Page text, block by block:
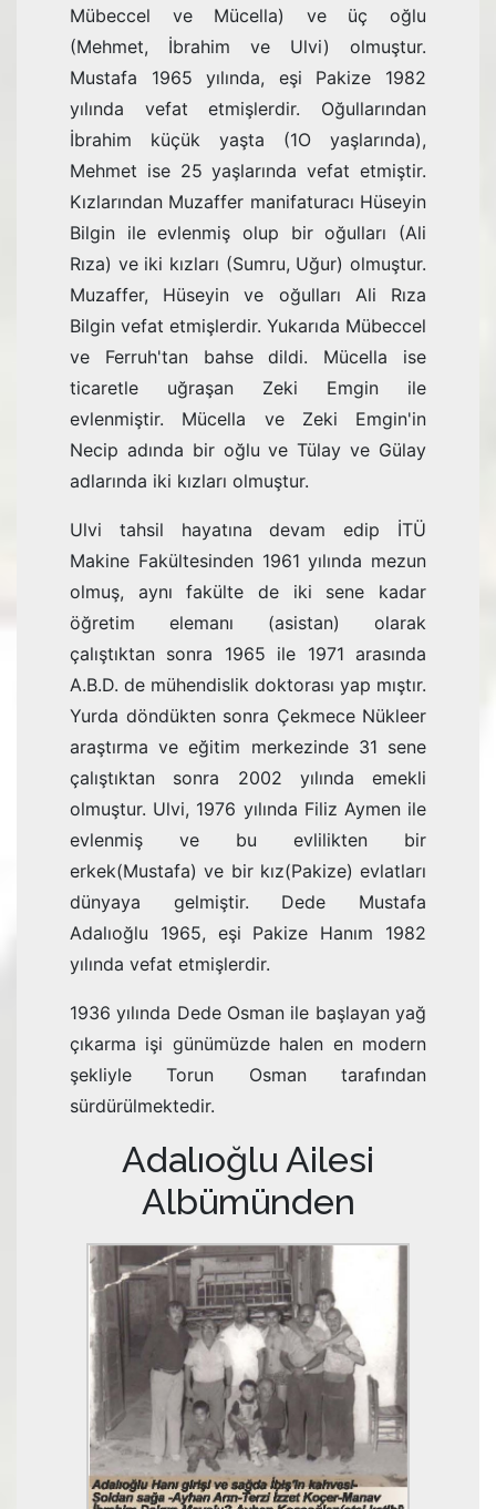
Mübeccel ve Mücella) ve üç oğlu
(Mehmet, İbrahim ve Ulvi) olmuştur.
Mustafa 1965 yılında, eşi Pakize 1982
yılında vefat etmişlerdir. Oğullarından
İbrahim küçük yaşta (1O yaşlarında),
Mehmet ise 25 yaşlarında vefat etmiştir.
Kızlarından Muzaffer manifaturacı Hüseyin
Bilgin ile evlenmiş olup bir oğulları (Ali
Rıza) ve iki kızları (Sumru, Uğur) olmuştur.
Muzaffer, Hüseyin ve oğulları Ali Rıza
Bilgin vefat etmişlerdir. Yukarıda Mübeccel
ve Ferruh'tan bahse dildi. Mücella ise
ticaretle uğraşan Zeki Emgin ile
evlenmiştir. Mücella ve Zeki Emgin'in
Necip adında bir oğlu ve Tülay ve Gülay
adlarında iki kızları olmuştur.
Ulvi tahsil hayatına devam edip İTÜ
Makine Fakültesinden 1961 yılında mezun
olmuş, aynı fakülte de iki sene kadar
öğretim elemanı (asistan) olarak
çalıştıktan sonra 1965 ile 1971 arasında
A.B.D. de mühendislik doktorası yap mıştır.
Yurda döndükten sonra Çekmece Nükleer
araştırma ve eğitim merkezinde 31 sene
çalıştıktan sonra 2002 yılında emekli
olmuştur. Ulvi, 1976 yılında Filiz Aymen ile
evlenmiş ve bu evlilikten bir
erkek(Mustafa) ve bir kız(Pakize) evlatları
dünyaya gelmiştir. Dede Mustafa
Adalıoğlu 1965, eşi Pakize Hanım 1982
yılında vefat etmişlerdir.
1936 yılında Dede Osman ile başlayan yağ
çıkarma işi günümüzde halen en modern
şekliyle Torun Osman tarafından
sürdürülmektedir.
Adalıoğlu Ailesi
Albümünden